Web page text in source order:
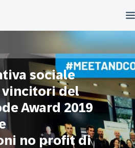
sociale
del
Award 2019
no profit di